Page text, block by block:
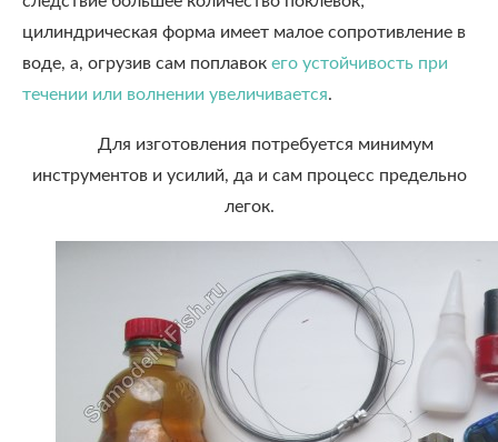
цилиндрическая форма имеет малое сопротивление в
воде, а, огрузив сам поплавок его устойчивость при
течении или волнении увеличивается.
Для изготовления потребуется минимум
инструментов и усилий, да и сам процесс предельно
легок.